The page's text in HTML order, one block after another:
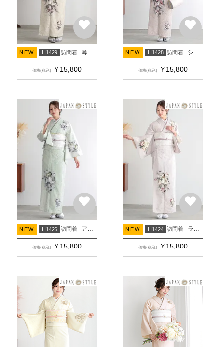
NEW H1429 訪問着
価格(税込) ￥ 15,800
NEW H1428 訪問着
価格(税込) ￥ 15,800
NEW H1426 訪問着 アイスグリーン 洋花(H1427)
価格(税込) ￥ 15,800
NEW H1424 訪問着 ライラック 洋花(H1425)
価格(税込) ￥ 15,800